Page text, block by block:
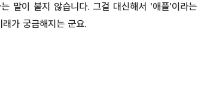
말이 붙지 않습니다. 그걸 대신해서 '애플'이라
가 궁금해지는 군요.